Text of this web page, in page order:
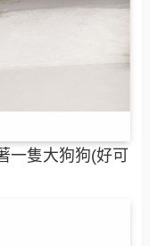
一隻大狗狗(好可